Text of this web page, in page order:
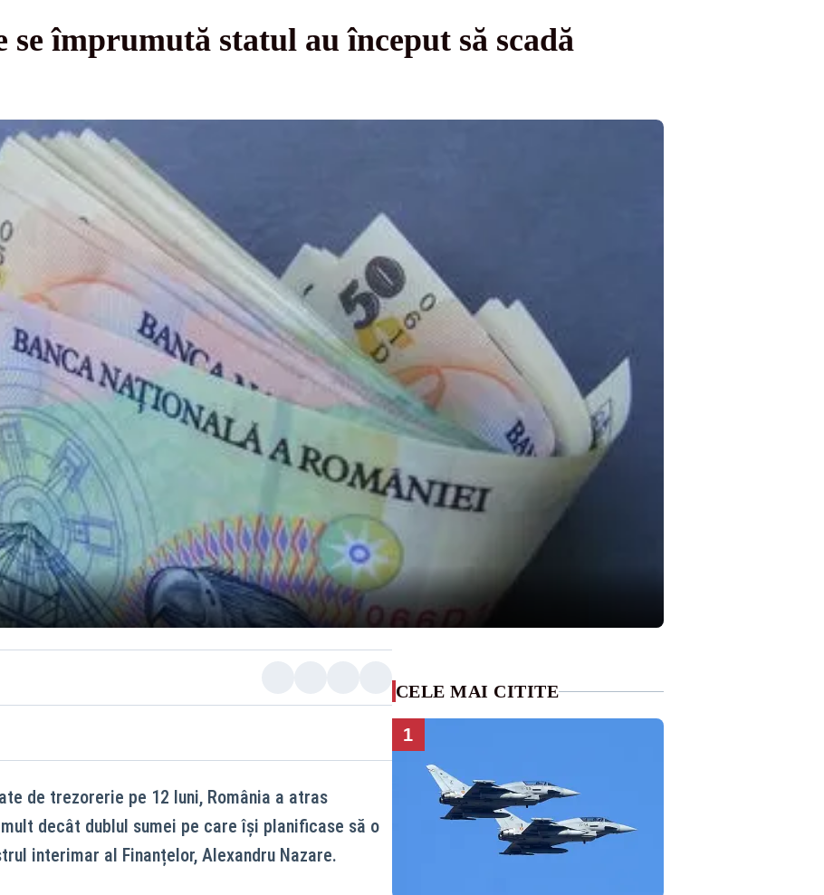
se împrumută statul au început să scadă
de trezorerie pe 12 luni, România a atras
decât dublul sumei pe care își planificase să o
interimar al Finanțelor, Alexandru Nazare.
CELE MAI CITITE
1